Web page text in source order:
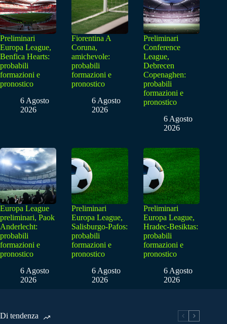
Preliminari
Europa League,
Benfica Hearts:
probabili
formazioni e
pronostico
6 Agosto
2026
Fiorentina A
Coruna,
amichevole:
probabili
formazioni e
pronostico
6 Agosto
2026
Preliminari
Conference
League,
Debrecen
Copenaghen:
probabili
formazioni e
pronostico
6 Agosto
2026
Europa League
preliminari, Paok
Anderlecht:
probabili
formazioni e
pronostico
6 Agosto
2026
Preliminari
Europa League,
Salisburgo-Pafos:
probabili
formazioni e
pronostico
6 Agosto
2026
Preliminari
Europa League,
Hradec-Besiktas:
probabili
formazioni e
pronostico
6 Agosto
2026
Di tendenza